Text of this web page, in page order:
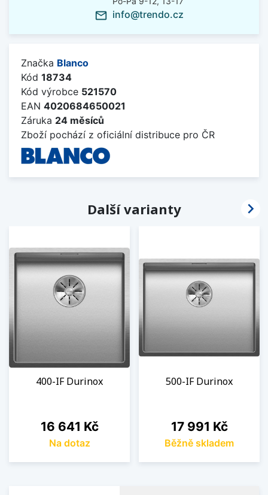
mail_outline info@trendo.cz
Značka Blanco
Kód 18734
Kód výrobce 521570
EAN 4020684650021
Záruka 24 měsíců
Zboží pochází z oficiální distribuce pro ČR
Další varianty
400-IF Durinox
Cena
16 641 Kč
Na dotaz
500-IF Durinox
Cena
17 991 Kč
Běžně skladem
